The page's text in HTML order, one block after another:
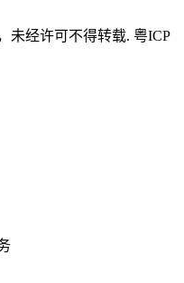
未经许可不得转载. 粤ICP